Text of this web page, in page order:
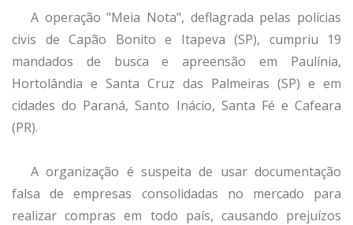
A operação "Meia Nota", deflagrada pelas polícias
civis de Capão Bonito e Itapeva (SP), cumpriu 19
mandados de busca e apreensão em Paulínia,
Hortolândia e Santa Cruz das Palmeiras (SP) e em
cidades do Paraná, Santo Inácio, Santa Fé e Cafeara
(PR).
A organização é suspeita de usar documentação
falsa de empresas consolidadas no mercado para
realizar compras em todo país, causando prejuízos